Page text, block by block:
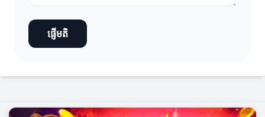
ផ្ញើមតិ